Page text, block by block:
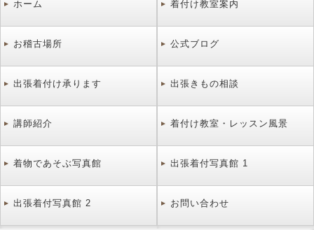
ホーム 着付け教室案内
お稽古場所 公式ブログ
出張着付け承ります 出張きもの相談
講師紹介 着付け教室・レッスン風景
着物であそぶ写真館 出張着付写真館 1
出張着付写真館 2 お問い合わせ